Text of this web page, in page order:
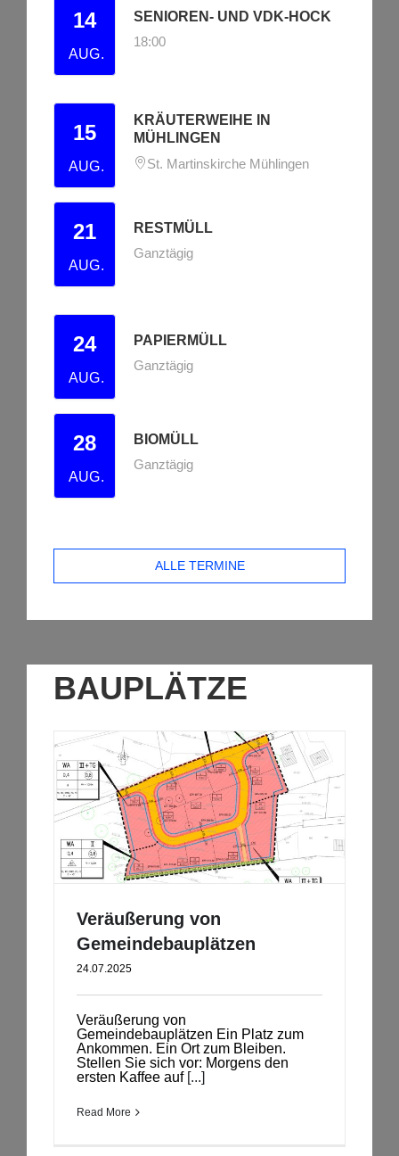
14
AUG.
SENIOREN- UND VDK-HOCK
18:00
15
AUG.
KRÄUTERWEIHE IN
MÜHLINGEN
St. Martinskirche Mühlingen
21
AUG.
RESTMÜLL
Ganztägig
24
AUG.
PAPIERMÜLL
Ganztägig
28
AUG.
BIOMÜLL
Ganztägig
ALLE TERMINE
BAUPLÄTZE
Veräußerung von
Gemeindebauplätzen
24.07.2025
Veräußerung von
Gemeindebauplätzen Ein Platz zum
Ankommen. Ein Ort zum Bleiben.
Stellen Sie sich vor: Morgens den
ersten Kaffee auf[...]
Read More